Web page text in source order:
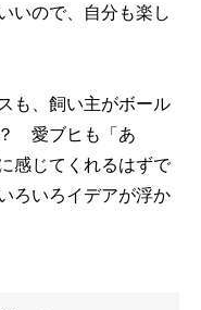
いので、自分も楽し
も、飼い主がボール
愛ブヒも「あ
感じてくれるはずで
ろいろイデアが浮か